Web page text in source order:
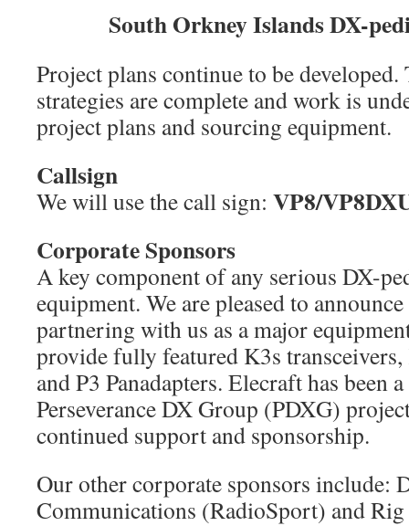
South Orkney Islands DX-
Project plans continue to be developed.
strategies are complete and work is
project plans and sourcing equipment.
Callsign
We will use the call sign: VP8/
Corporate Sponsors
A key component of any serious DX-
equipment. We are pleased to
partnering with us as a major
provide fully featured K3s
and P3 Panadapters. Elecraft has been
Perseverance DX Group (PDXG)
continued support and sponsorship.
Our other corporate sponsors include:
Communications (RadioSport) and